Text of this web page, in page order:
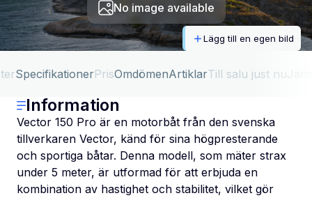
No image available
Lägg till en egen bild
SpecifikationerPrisOmdömenArtiklarTill salu just nu
Information
Vector 150 Pro är en motorbåt från den svenska
tillverkaren Vector, känd för sina högpresterande
och sportiga båtar. Denna modell, som mäter strax
under 5 meter, är utformad för att erbjuda en
kombination av hastighet och stabilitet, vilket gör